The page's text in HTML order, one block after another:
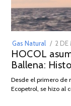
Gas Natural
ON
2 DE
HOCOL
Ballena:
Desde el primero de
Ecopetrol, se hizo al